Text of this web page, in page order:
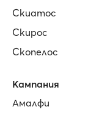
Скиатос
Скирос
Скопелос
Кампания
Амалфи